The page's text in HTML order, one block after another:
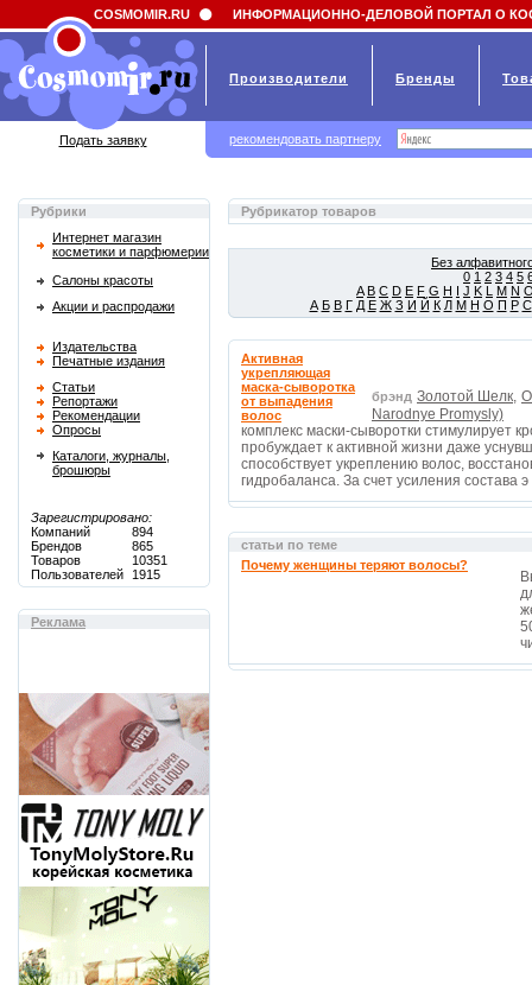
Field 'news_title' doesn't have a default value
Рубрики
Интернет магазин
косметики и парфюмерии
Салоны красоты
Акции и распродажи
Издательства
Печатные издания
Статьи
Репортажи
Рекомендации
Опросы
Каталоги, журналы,
брошюры
Зарегистрировано:
Компаний
894
Брендов
865
Товаров
10351
Пользователей
1915
Реклама
Рубрикатор товаров
Без
0 1 2 3 4 5
A B C D E F G H I J K L M N
А Б В Г Д Е Ж З И Й К Л М Н О П Р С
Активная
укрепляющая
маска-сыворотка
от выпадения
волос
брэнд Золотой Шелк,
Narodnye Promysly)
комплекс маски-сыворотки стимулирует
пробуждает к активной жизни даже
способствует укреплению волос,
гидробаланса. За счет усиления состава э
статьи по теме
Почему женщины теряют волосы?
COSMOMIR.RU ИНФОРМАЦИОННО-ДЕЛОВОЙ ПОРТАЛ О
Производители Бренды
Подать заявку рекомендовать партнеру